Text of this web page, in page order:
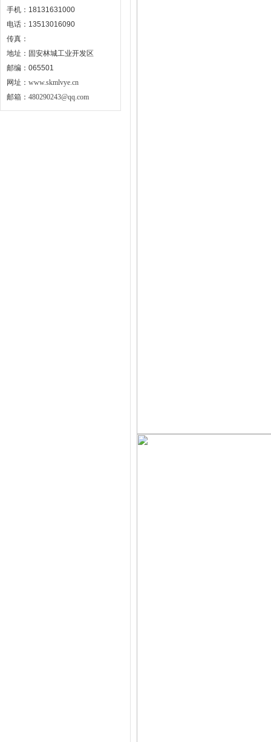
手机：18131631000
电话：13513016090
传真：
地址：固安林城工业开发区
邮编：065501
网址： www.skmlvye.cn
邮箱： 480290243@qq.com